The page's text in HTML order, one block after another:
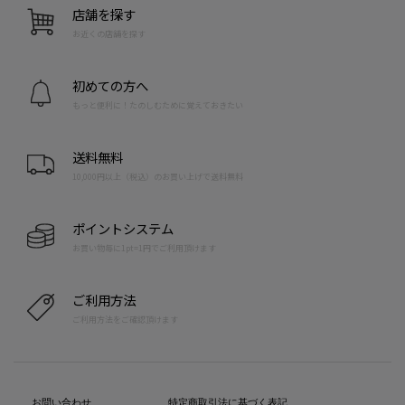
店舗を探す
お近くの店舗を探す
初めての方へ
もっと便利に！たのしむために覚えておきたい
送料無料
10,000円以上（税込）のお買い上げで送料無料
ポイントシステム
お買い物毎に1pt=1円でご利用頂けます
ご利用方法
ご利用方法をご確認頂けます